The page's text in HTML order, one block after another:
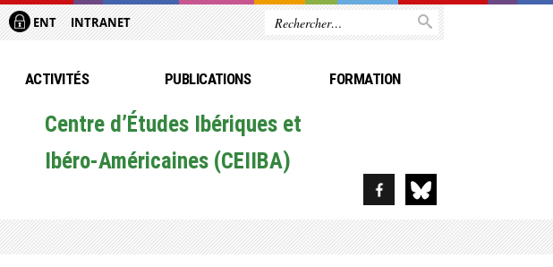
ENT INTRANET
ACTIVITÉS PUBLICATIONS FORMATION
Centre d’Études Ibériques et
Ibéro-Américaines (CEIIBA)